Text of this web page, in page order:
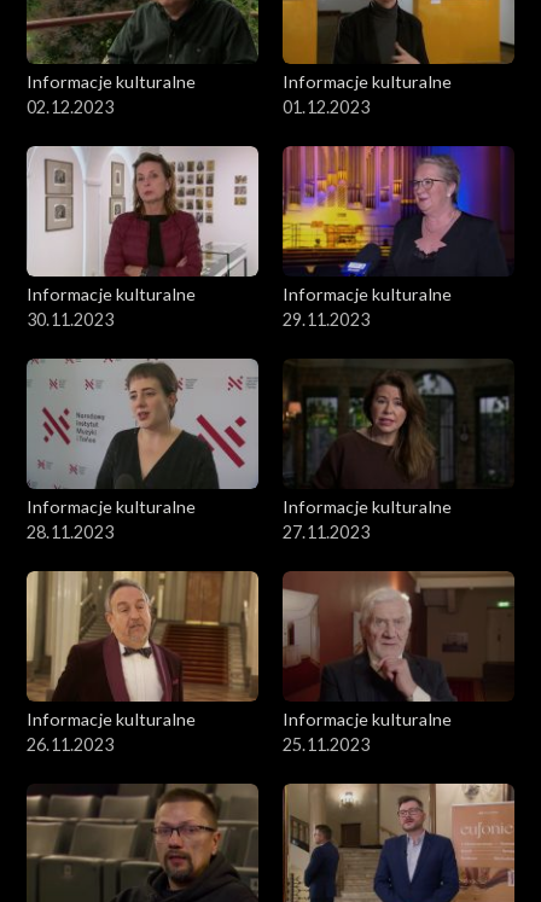
Informacje kulturalne
02.12.2023
Informacje kulturalne
01.12.2023
Informacje kulturalne
30.11.2023
Informacje kulturalne
29.11.2023
Informacje kulturalne
28.11.2023
Informacje kulturalne
27.11.2023
Informacje kulturalne
26.11.2023
Informacje kulturalne
25.11.2023